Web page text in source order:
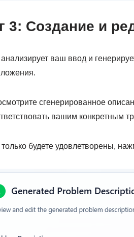
3: Создание и
ваш ввод и
сгенерированное
вашим конкретным
только будете удовлетворены,